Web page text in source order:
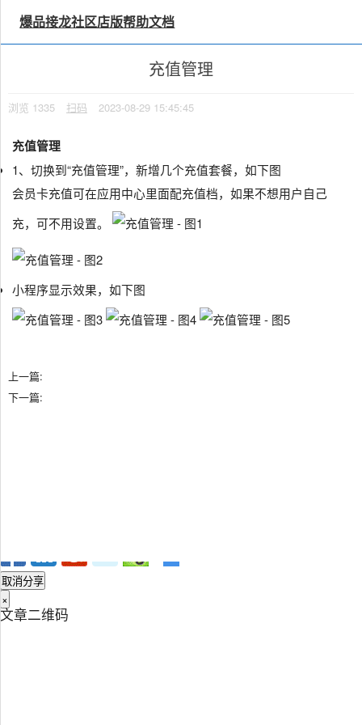
思维导图备注
爆品接龙社区店版帮助文档
充值管理
浏览 1335 扫码 2023-08-29 15:45:45
充值管理
1、切换到“充值管理”，新增几个充值套餐，如下图
会员卡充值可在应用中心里面配充值档，如果不想用户自己
充，可不用设置。
小程序显示效果，如下图
上一篇:
下一篇:
取消分享
×
文章二维码